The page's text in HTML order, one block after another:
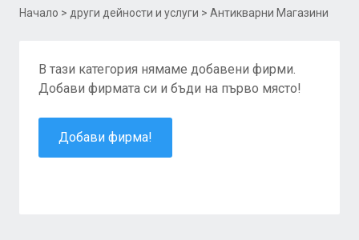
Начало > други дейности и услуги > Антикварни Магазини
В тази категория нямаме добавени фирми.
Добави фирмата си и бъди на първо място!
Добави фирма!